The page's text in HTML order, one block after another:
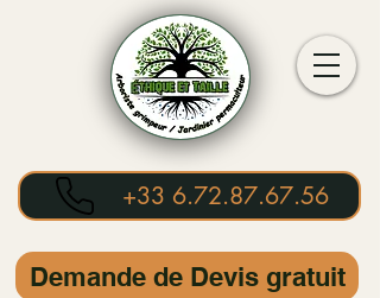
+33 6.72.87.67.56
Demande de Devis gratuit